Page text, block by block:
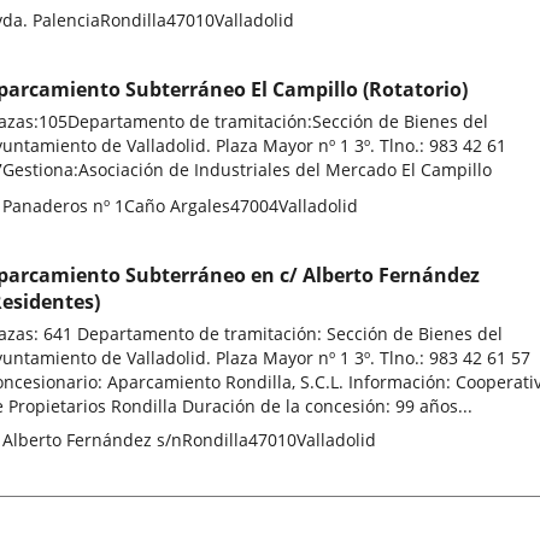
PalenciaRondilla47010Valladolid
Subterráneo El Campillo (Rotatorio)
de tramitación:Sección de Bienes del
de Valladolid. Plaza Mayor nº 1 3º. Tlno.: 983 42 61
de Industriales del Mercado El Campillo
nº 1Caño Argales47004Valladolid
Subterráneo en c/ Alberto Fernández
641 Departamento de tramitación: Sección de Bienes del
de Valladolid. Plaza Mayor nº 1 3º. Tlno.: 983 42 61 57
Aparcamiento Rondilla, S.C.L. Información:
Propietarios Rondilla Duración de la concesión: 99 años...
Fernández s/nRondilla47010Valladolid